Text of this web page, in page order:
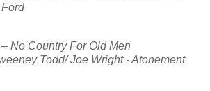
– No Country For Old Men
Todd/ Joe Wright - Atonement